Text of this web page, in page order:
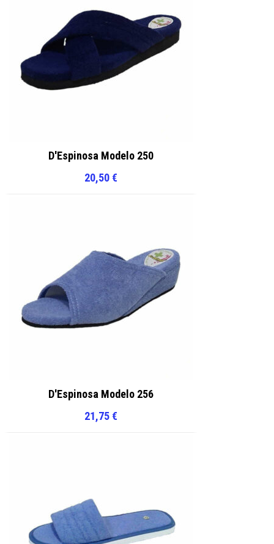
D'Espinosa Modelo 250
20,50€
D'Espinosa Modelo 256
21,75€